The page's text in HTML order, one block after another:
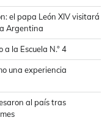
el papa León XIV visitará
Argentina
a la Escuela N.° 4
una experiencia
al país tras